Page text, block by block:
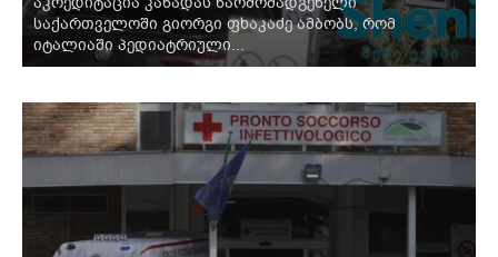
საქართველოში გიორგი ფხაკაძე ამბობს, რომ
იტალიაში პედიატრიული...